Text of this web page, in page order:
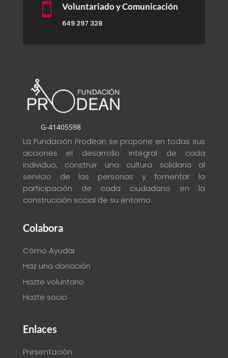
 Voluntariado y Comunicación
649 297 328
G-41405598
La Fundación Prodean se propone en todas sus
acciones el desarrollo integral de cada
individuo, construir una cultura solidaria al
servicio de las personas y fomentar la
participación de cada ciudadano en la
construcción social de su entorno.
Colabora
Cómo Ayudar
Haz una donación
Hazte voluntario
Hazte socio
Enlaces
Presentación